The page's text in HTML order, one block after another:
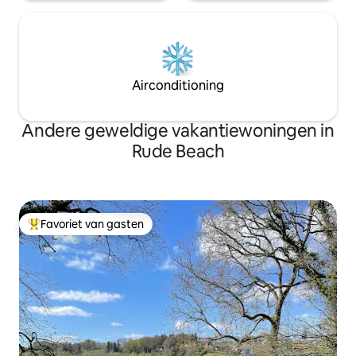
Airconditioning
Andere geweldige vakantiewoningen in
Rude Beach
Topfavoriet van gasten
Favoriet van gasten